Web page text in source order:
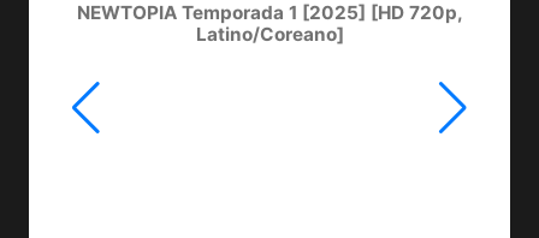
NEWTOPIA Temporada 1 [2025] [HD 720p,
Latino/Coreano]